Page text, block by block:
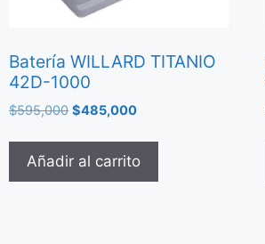
Batería WILLARD TITANIO
42D-1000
$595,000 $485,000
Añadir al carrito